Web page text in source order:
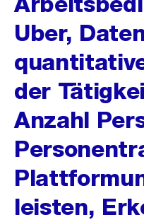
Uber,
der
Anzahl
leisten,